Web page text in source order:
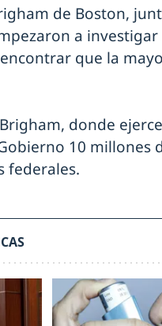
de Boston,
a
que la
donde
10 millones
federales.